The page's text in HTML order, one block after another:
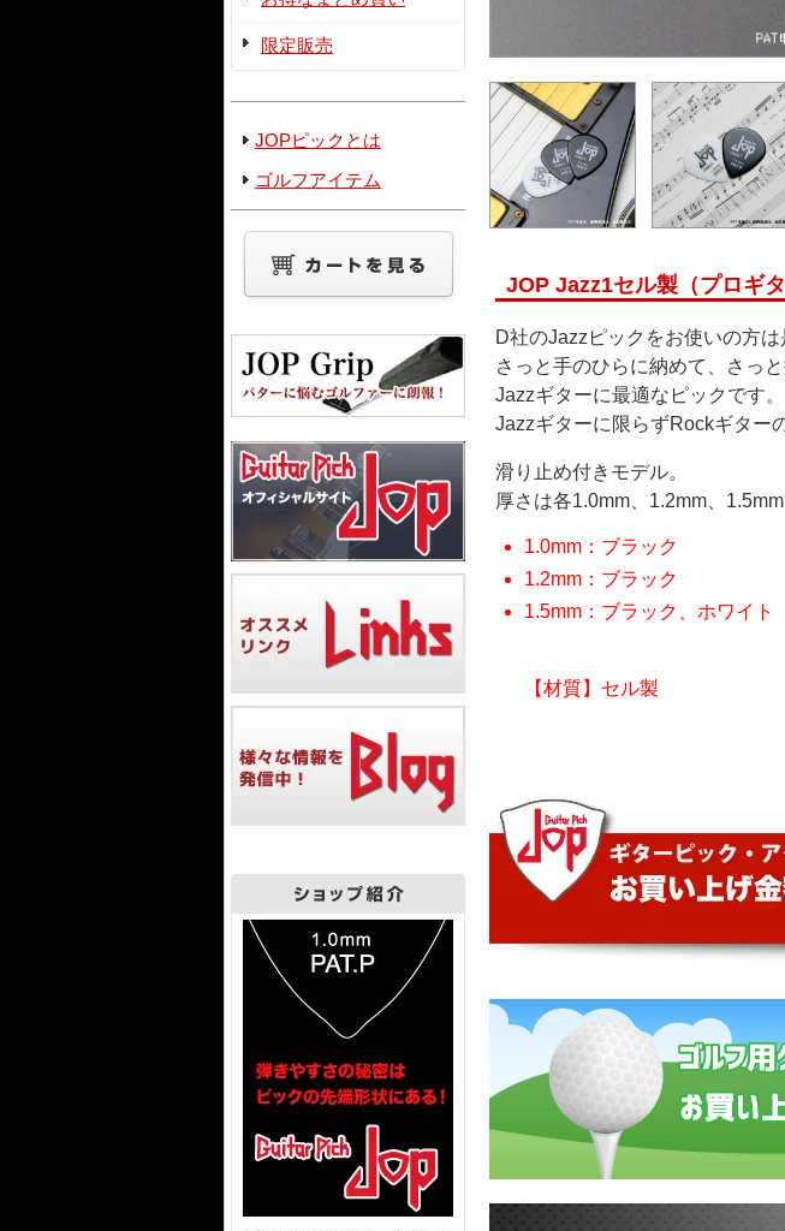
限定販売
JOPピックとは
ゴルフアイテム
JOP Jazz1セル製（プロギ
D社のJazzピックをお使いの方は
さっと手のひらに納めて、さっ
Jazzギターに最適なピックです。
Jazzギターに限らずRockギター
滑り止め付きモデル。
厚さは各1.0mm、1.2mm、1.5mm
1.0mm：ブラック
1.2mm：ブラック
1.5mm：ブラック、ホワイト
【材質】セル製